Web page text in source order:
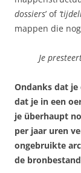
dossiers’ of
mappen die
Je
Ondanks dat
dat je in een
je überhaupt
per jaar uren
ongebruikte
de